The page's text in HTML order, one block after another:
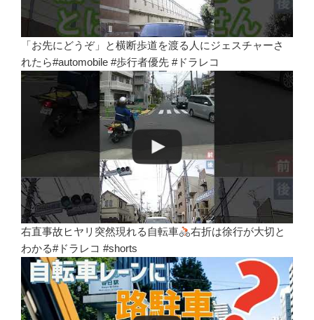
「お先にどうぞ」と横断歩道を渡る人にジェスチャーさ
れたら#automobile #歩行者優先 #ドラレコ
右直事故ヒヤリ突然現れる自転車
右折は徐行が大切と
わかる#ドラレコ #shorts